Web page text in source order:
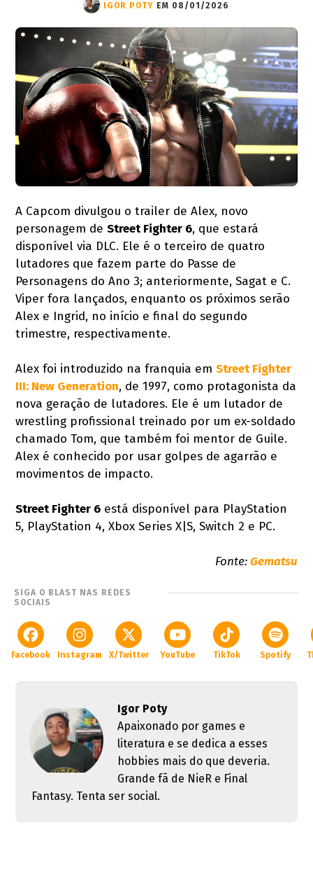
IGOR POTY EM 08/01/2026
A Capcom divulgou o trailer de Alex, novo
personagem deStreet Fighter 6, que estará
disponível via DLC. Ele é o terceiro de quatro
lutadores que fazem parte do Passe de
Personagens do Ano 3; anteriormente, Sagat e C.
Viper fora lançados, enquanto os próximos serão
Alex e Ingrid, no início e final do segundo
trimestre, respectivamente.
Alex foi introduzido na franquia emStreet Fighter
III: New Generation, de 1997, como protagonista da
nova geração de lutadores. Ele é um lutador de
wrestling profissional treinado por um ex-soldado
chamado Tom, que também foi mentor de Guile.
Alex é conhecido por usar golpes de agarrão e
movimentos de impacto.
Street Fighter 6 está disponível para PlayStation
5, PlayStation 4, Xbox Series X|S, Switch 2 e PC.
Fonte:Gematsu
SIGA O BLAST NAS REDES
SOCIAIS
Facebook Instagram X/Twitter YouTube TikTok Spotify
Igor Poty
Apaixonado por games e
literatura e se dedica a esses
hobbies mais do que deveria.
Grande fã de NieR e Final
Fantasy. Tenta ser social.